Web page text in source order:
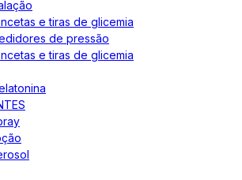
e tiras de glicemia
de pressão
e tiras de glicemia